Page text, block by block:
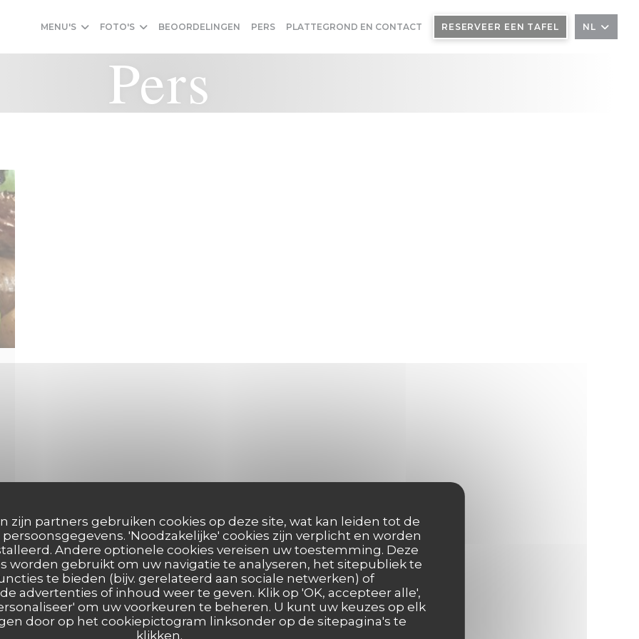
zijn partners gebruiken cookies op deze site, wat kan leiden tot de
'Noodzakelijke' cookies zijn verplicht en worden
Andere optionele cookies vereisen uw toestemming. Deze
worden gebruikt om uw navigatie te analyseren, het sitepubliek te
te bieden (bijv. gerelateerd aan sociale netwerken) of
advertenties of inhoud weer te geven. Klik op 'OK, accepteer alle',
om uw voorkeuren te beheren. U kunt uw keuzes op elk
door op het cookiepictogram linksonder op de sitepagina's te
klikken.
MENU'S FOTO'S BEOORDELINGEN PERS PLATTEGROND EN CONTACT RESERVEER EEN TAFEL NL
Pers
NIEUW VENSTER))